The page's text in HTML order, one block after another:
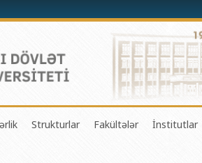
Strukturlar Fakültələr İnstitutlar